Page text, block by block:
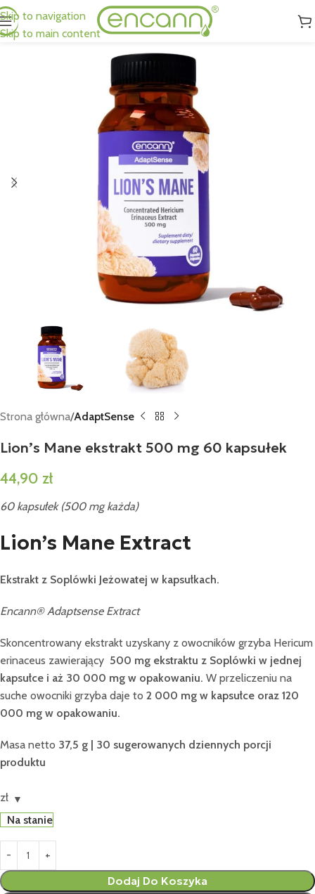
Skip to navigation
Skip to main content
Strona główna AdaptSense
Lion’s Mane ekstrakt 500 mg 60 kapsułek
44,90 zł
60 kapsułek (500 mg każda)
Lion’s Mane Extract
Ekstrakt z Soplówki Jeżowatej w kapsułkach.
Encann® Adaptsense Extract
Skoncentrowany ekstrakt uzyskany z owocników grzyba Hericum
erinaceus zawierający 500 mg ekstraktu z Soplówki w jednej
kapsułce i aż 30 000 mg w opakowaniu. W przeliczeniu na
suche owocniki grzyba daje to 2 000 mg w kapsułce oraz 120
000 mg w opakowaniu.
Masa netto 37,5 g | 30 sugerowanych dziennych porcji
produktu
zł
Na stanie
Dodaj Do Koszyka